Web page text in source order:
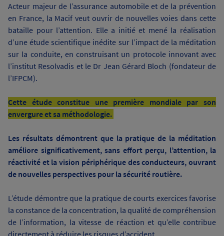
Acteur majeur de l’assurance automobile et de la prévention
en France, la Macif veut ouvrir de nouvelles voies dans cette
bataille pour l’attention. Elle a initié et mené la réalisation
d’une étude scientifique inédite sur l’impact de la méditation
sur la conduite, en construisant un protocole innovant avec
l’institut Resolvadis et le Dr Jean Gérard Bloch (fondateur de
l’IFPCM).
Cette étude constitue une première mondiale par son
envergure et sa méthodologie.
Les résultats démontrent que la pratique de la méditation
améliore significativement, sans effort perçu, l’attention, la
réactivité et la vision périphérique des conducteurs, ouvrant
de nouvelles perspectives pour la sécurité routière.
L’étude démontre que la pratique de courts exercices favorise
la constance de la concentration, la qualité de compréhension
de l’information, la vitesse de réaction et qu’elle contribue
directement à réduire les risques d’accident.